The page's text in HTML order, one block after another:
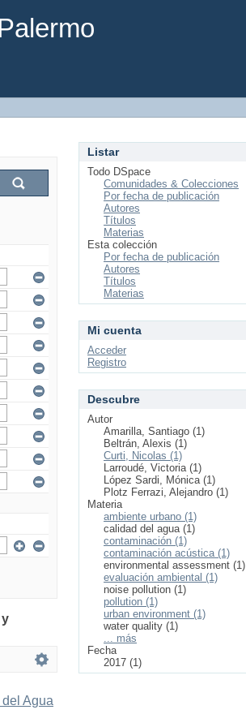
Agua
Listar
Todo DSpace
Comunidades & Colecciones
Por fecha de publicación
Autores
Títulos
Materias
Esta colección
Por fecha de publicación
Autores
Títulos
Materias
Mi cuenta
Acceder
Registro
Descubre
Autor
Amarilla, Santiago (1)
Beltrán, Alexis (1)
Curti, Nicolas (1)
Larroudé, Victoria (1)
López Sardi, Mónica (1)
Plotz Ferrazi, Alejandro (1)
Materia
ambiente urbano (1)
calidad del agua (1)
contaminación (1)
contaminación acústica (1)
environmental assessment (1)
evaluación ambiental (1)
noise pollution (1)
pollution (1)
urban environment (1)
water quality (1)
... más
Fecha
2017 (1)